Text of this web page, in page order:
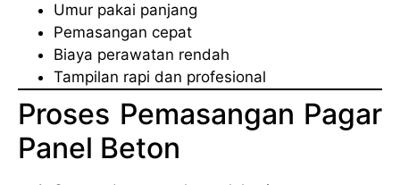
Umur pakai panjang
Pemasangan cepat
Biaya perawatan rendah
Tampilan rapi dan profesional
Proses Pemasangan Pagar
Panel Beton